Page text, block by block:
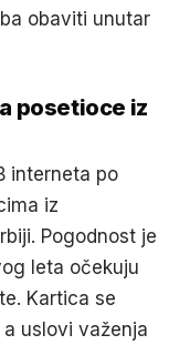
obaviti unutar
posetioce iz
interneta po
iz
Pogodnost je
leta očekuju
Kartica se
uslovi važenja